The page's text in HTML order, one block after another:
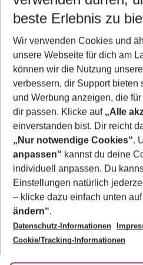
5-8
2 Erwachsene Keine Kinder
Mehr Filter
Footer
Footer navigation
Über uns
AGB
Bestpreisgarantie
Cookie-Einstellungen ändern
Cookie-Richtlinie
Agenturbetreuung
Barrierefreies Reisen
Folge uns
beste Erlebnis zu
Wir verwenden Cookies und
unsere Webseite für dich am
können wir die Nutzung
verbessern, dir Support bieten
und Werbung anzeigen, die
dir passen. Klicke auf „Alle
einverstanden bist. Dir reicht
„Nur notwendige Cookies“.
anpassen“ kannst du deine
individuell anpassen. Du
Einstellungen natürlich
– klicke dazu einfach unten auf
ändern“.
Datenschutz-Informationen
Cookie/Tracking-Informationen